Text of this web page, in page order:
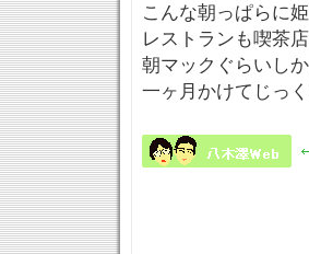
こんな朝っぱらに
レストランも喫茶
朝マックぐらいし
一ヶ月かけてじっ